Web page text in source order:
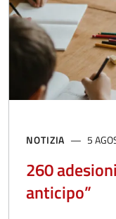
NOTIZIA 5
260
anticipo”